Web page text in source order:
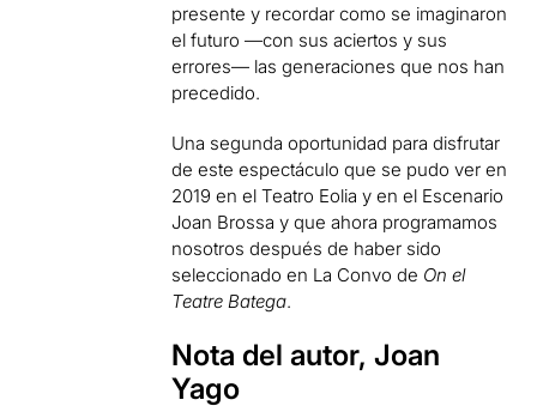
presente y recordar como se imaginaron
el futuro —con sus aciertos y sus
errores— las generaciones que nos han
precedido.
Una segunda oportunidad para disfrutar
de este espectáculo que se pudo ver en
2019 en el Teatro Eolia y en el Escenario
Joan Brossa y que ahora programamos
nosotros después de haber sido
seleccionado en La Convo de On el
Teatre Batega.
Nota del autor, Joan
Yago